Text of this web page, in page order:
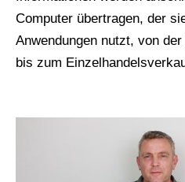
Computer übertragen, der
Anwendungen nutzt, von
bis zum